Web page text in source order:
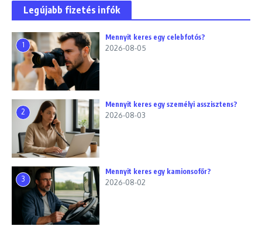
Legújabb fizetés infók
1
Mennyit keres egy celebfotós?
2026-08-05
2
Mennyit keres egy személyi asszisztens?
2026-08-03
3
Mennyit keres egy kamionsofőr?
2026-08-02